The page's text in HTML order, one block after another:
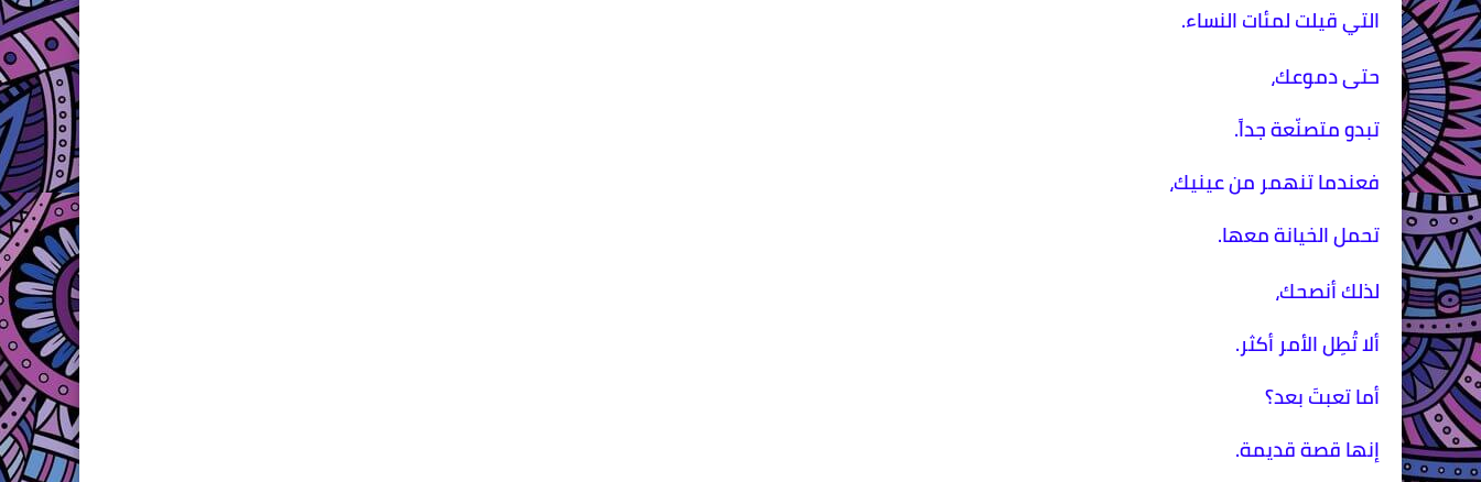
التي قيلت لمئات النساء.
حتى دموعك،
تبدو متصنّعة جداً.
فعندما تنهمر من عينيك،
تحمل الخيانة معها.
لذلك أنصحك،
ألا تُطِل الأمر أكثر.
أما تعبتَ بعد؟
إنها قصة قديمة.